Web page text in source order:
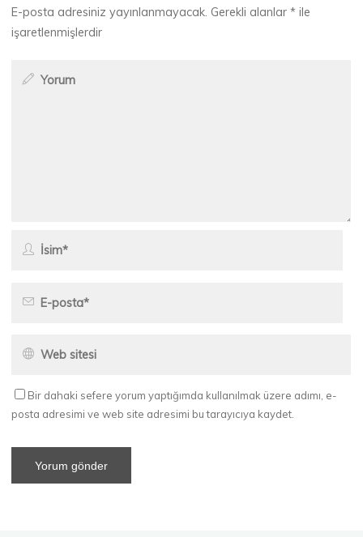
E-posta adresiniz yayınlanmayacak. Gerekli alanlar* ile
işaretlenmişlerdir
Bir dahaki sefere yorum yaptığımda kullanılmak üzere adımı, e-
posta adresimi ve web site adresimi bu tarayıcıya kaydet.